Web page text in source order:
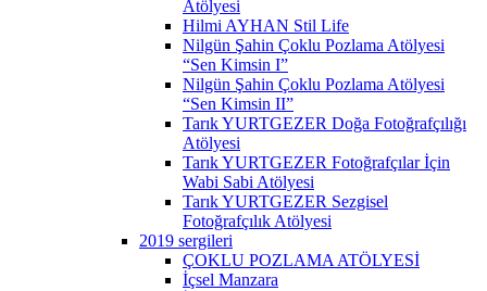
Atölyesi
Hilmi AYHAN Stil Life
Nilgün Şahin Çoklu Pozlama Atölyesi
“Sen Kimsin I”
Nilgün Şahin Çoklu Pozlama Atölyesi
“Sen Kimsin II”
Tarık YURTGEZER Doğa Fotoğrafçılığı
Atölyesi
Tarık YURTGEZER Fotoğrafçılar İçin
Wabi Sabi Atölyesi
Tarık YURTGEZER Sezgisel
Fotoğrafçılık Atölyesi
2019 sergileri
ÇOKLU POZLAMA ATÖLYESİ
İçsel Manzara